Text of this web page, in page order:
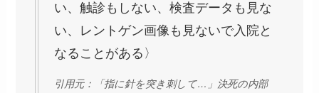
い、触診もしない、検査データも見な
い、レントゲン画像も見ないで入院と
なることがある〉
引用元：「指に針を突き刺して…」決死の内部